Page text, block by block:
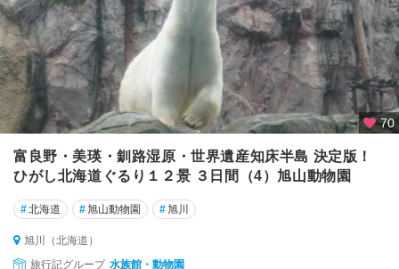
徳
島
香
川
愛
媛
知
福
岡
70
富良野・美瑛・釧路湿原・世界遺産知床半島 決定版！
ひがし北海道ぐるり１２景 ３日間（4）旭山動物園
#北海道 #旭山動物園 #旭川
旭川（北海道）
旅行記グループ 水族館・動物園